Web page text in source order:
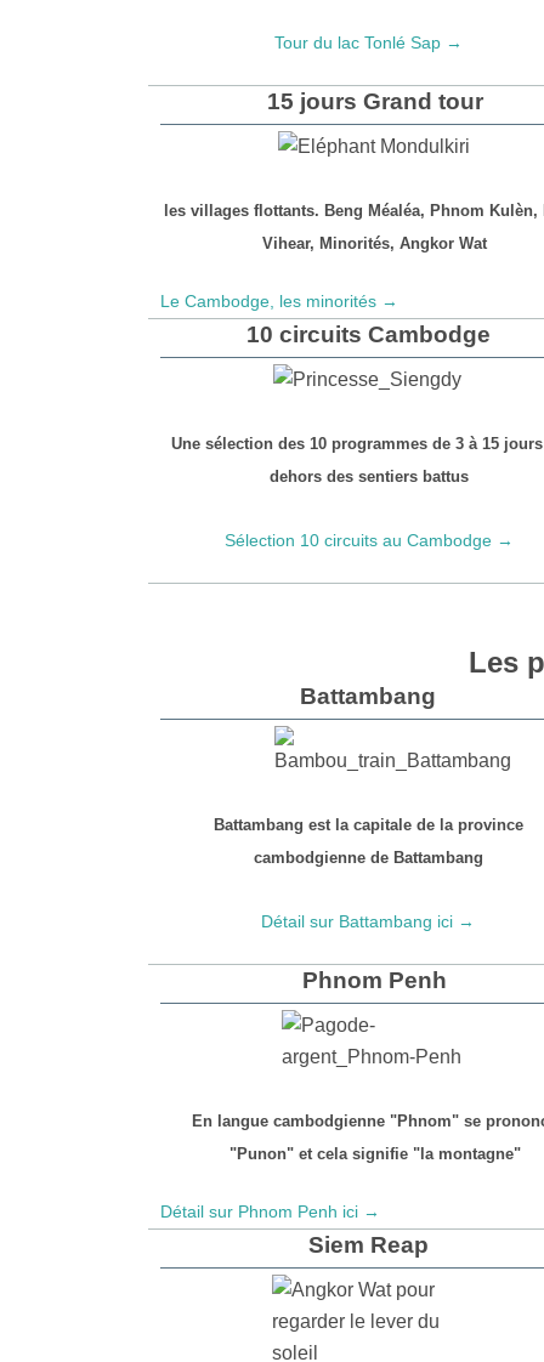
Tour du lac Tonlé Sap →
15 jours Grand tour
les villages flottants. Beng Méaléa, Phnom Kulèn,
Vihear, Minorités, Angkor Wat
Le Cambodge, les minorités →
10 circuits Cambodge
Une sélection des 10 programmes de 3 à 15
dehors des sentiers battus
Sélection 10 circuits au Cambodge →
Les
Battambang
Battambang est la capitale de la province
cambodgienne de Battambang
Détail sur Battambang ici →
Phnom Penh
En langue cambodgienne "Phnom" se
"Punon" et cela signifie "la montagne"
Détail sur Phnom Penh ici →
Siem Reap